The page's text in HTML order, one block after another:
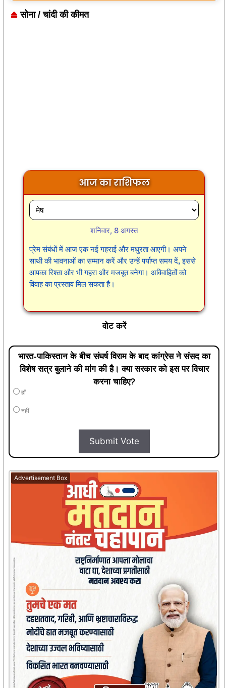
सोना / चांदी की कीमत
आज का राशिफल
शनिवार, 8 अगस्त
प्रेम संबंधों में आज एक नई गहराई और मधुरता आएगी। अपने
साथी की भावनाओं का सम्मान करें और उन्हें पर्याप्त समय दें, इससे
आपका रिश्ता और भी गहरा और मजबूत बनेगा। अविवाहितों को
विवाह का प्रस्ताव मिल सकता है।
वोट करें
भारत-पाकिस्तान के बीच संघर्ष विराम के बाद कांग्रेस ने संसद का
विशेष सत्र बुलाने की मांग की है। क्या सरकार को इस पर विचार
करना चाहिए?
हाँ
नहीं
Submit Vote
Advertisement Box